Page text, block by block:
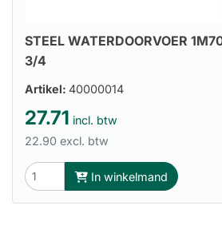
STEEL WATERDOORVOER
3/4
Artikel: 40000014
27.71 incl. btw
22.90 excl. btw
In winkelmand